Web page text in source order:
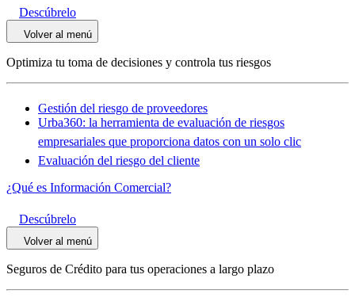
Descúbrelo
Volver al menú
Optimiza tu toma de decisiones y controla tus riesgos
Gestión del riesgo de proveedores
Urba360: la herramienta de evaluación de riesgos
empresariales que proporciona datos con un solo clic
Evaluación del riesgo del cliente
¿Qué es Información Comercial?
Descúbrelo
Volver al menú
Seguros de Crédito para tus operaciones a largo plazo